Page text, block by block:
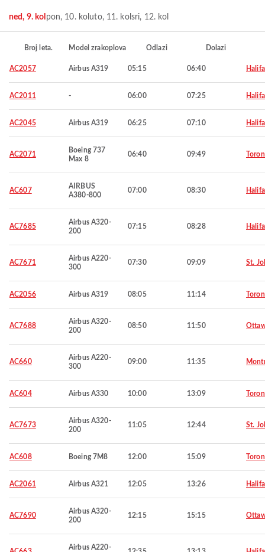
ned, 9. kol pon, 10. kol uto, 11. kol sri, 12. kol
Broj leta. Model zrakoplova Odlazi Dolazi
AC2057 Airbus A319 05:15 06:40
AC2011 - 06:00 07:25
AC2045 Airbus A319 06:25 07:10
AC2071
Boeing 737
Max 8
06:40 09:49
AC607
AIRBUS
A380-800
07:00 08:30
AC7685
Airbus A320-
200
07:15 08:28
AC7671
Airbus A220-
300
07:30 09:09 St.
AC2056 Airbus A319 08:05 11:14
AC7688
Airbus A320-
200
08:50 11:50
AC660
Airbus A220-
300
09:00 11:35
AC604 Airbus A330 10:00 13:09
AC7673
Airbus A320-
200
11:05 12:44 St.
AC608 Boeing 7M8 12:00 15:09
AC2061 Airbus A321 12:05 13:26
AC7690
Airbus A320-
200
12:15 15:15
Airbus A220-